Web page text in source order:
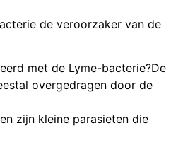
de veroorzaker van de
met de Lyme-bacterie?De
overgedragen door de
zijn kleine parasieten die